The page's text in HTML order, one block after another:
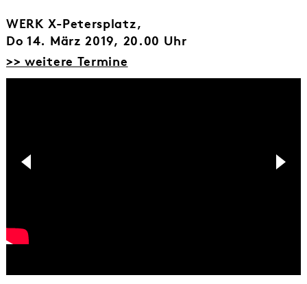
WERK X-Petersplatz,
Do 14. März 2019, 20.00 Uhr
>> weitere Termine